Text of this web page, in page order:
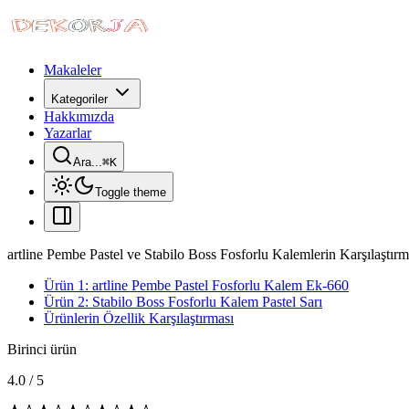
Makaleler
Kategoriler
Hakkımızda
Yazarlar
Ara...⌘K
Toggle theme
artline Pembe Pastel ve Stabilo Boss Fosforlu Kalemlerin
Ürün 1: artline Pembe Pastel Fosforlu Kalem Ek-660
Ürün 2: Stabilo Boss Fosforlu Kalem Pastel Sarı
Ürünlerin Özellik Karşılaştırması
Birinci ürün
4.0 / 5